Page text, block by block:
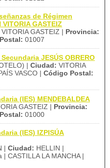
de Régimen
GASTEIZ
VITORIA GASTEIZ | Provincia:
01007
JESÚS OBRERO
| Ciudad: VITORIA
VASCO | Código Postal:
(IES) MENDEBALDEA
GASTEIZ | Provincia:
01000
(IES) IZPISÚA
| Ciudad: HELLIN |
| CASTILLA LA MANCHA |